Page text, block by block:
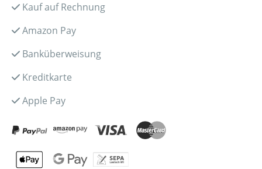
Kauf auf Rechnung
Amazon Pay
Banküberweisung
Kreditkarte
Apple Pay